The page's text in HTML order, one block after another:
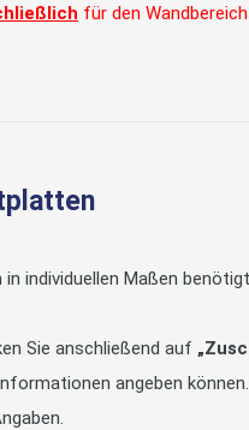
für den
individuellen Maßen
Sie anschließend auf
angeben